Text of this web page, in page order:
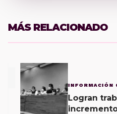
MÁS RELACIONADO
INFORMACIÓN
Logran